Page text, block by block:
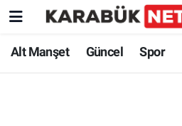
Alt Manşet Güncel Spor